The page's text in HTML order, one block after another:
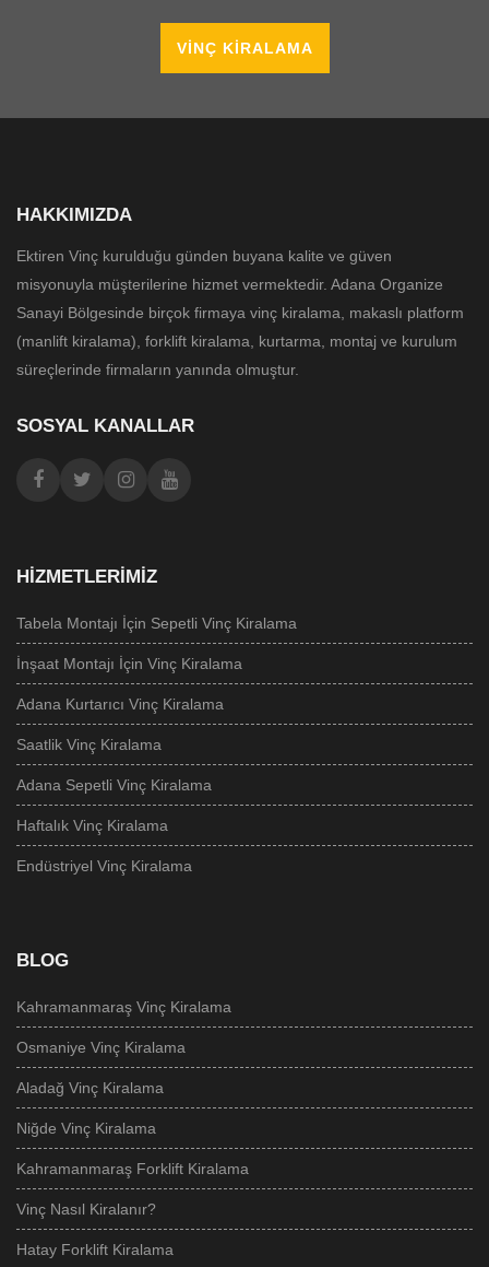
VINÇ KIRALAMA
HAKKIMIZDA
Ektiren Vinç kurulduğu günden buyana kalite ve güven
misyonuyla müşterilerine hizmet vermektedir. Adana Organize
Sanayi Bölgesinde birçok firmaya vinç kiralama, makaslı platform
(manlift kiralama), forklift kiralama, kurtarma, montaj ve kurulum
süreçlerinde firmaların yanında olmuştur.
SOSYAL KANALLAR
HIZMETLERIMIZ
Tabela Montajı İçin Sepetli Vinç Kiralama
İnşaat Montajı İçin Vinç Kiralama
Adana Kurtarıcı Vinç Kiralama
Saatlik Vinç Kiralama
Adana Sepetli Vinç Kiralama
Haftalık Vinç Kiralama
Endüstriyel Vinç Kiralama
BLOG
Kahramanmaraş Vinç Kiralama
Osmaniye Vinç Kiralama
Aladağ Vinç Kiralama
Niğde Vinç Kiralama
Kahramanmaraş Forklift Kiralama
Vinç Nasıl Kiralanır?
Hatay Forklift Kiralama